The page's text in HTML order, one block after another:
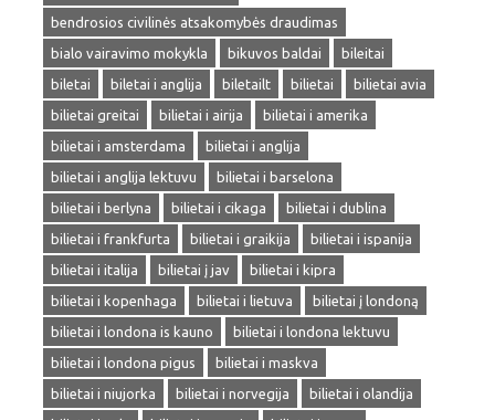
bendrosios civilinės atsakomybės draudimas
bialo vairavimo mokykla
bikuvos baldai
bileitai
biletai
biletai i anglija biletailt bilietai
bilietai avia
bilietai greitai
bilietai i airija
bilietai i amerika
bilietai i amsterdama
bilietai i anglija
bilietai i anglija lektuvu
bilietai i barselona
bilietai i berlyna
bilietai i cikaga
bilietai i dublina
bilietai i frankfurta
bilietai i graikija
bilietai i ispanija
bilietai i italija
bilietai į jav
bilietai i kipra
bilietai i kopenhaga
bilietai i lietuva
bilietai į londoną
bilietai i londona is kauno
bilietai i londona lektuvu
bilietai i londona pigus
bilietai i maskva
bilietai i niujorka
bilietai i norvegija
bilietai i olandija